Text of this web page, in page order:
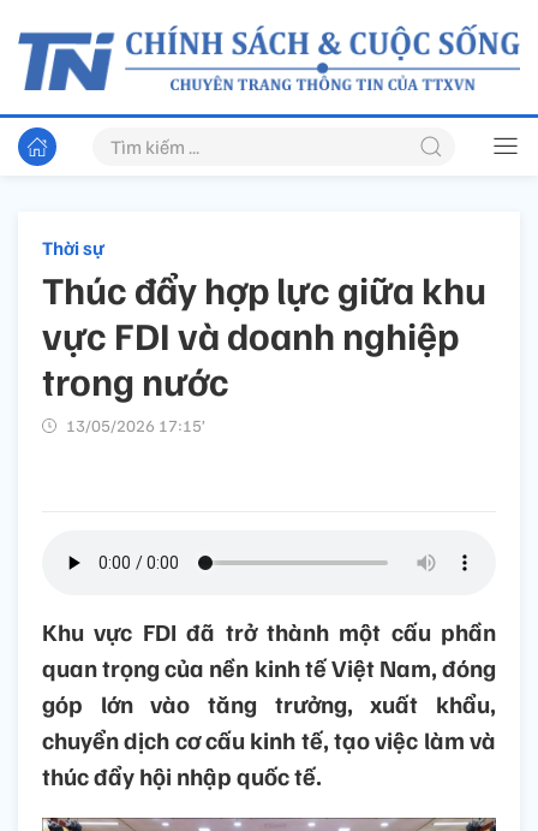
Thời sự
Thúc đẩy hợp lực giữa khu
vực FDI và doanh nghiệp
trong nước
13/05/2026 17:15’
Khu vực FDI đã trở thành một cấu phần
quan trọng của nền kinh tế Việt Nam, đóng
góp lớn vào tăng trưởng, xuất khẩu,
chuyển dịch cơ cấu kinh tế, tạo việc làm và
thúc đẩy hội nhập quốc tế.